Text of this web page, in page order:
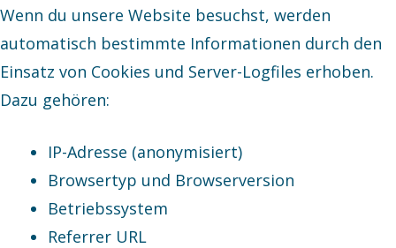
Wenn du unsere Website besuchst, werden
automatisch bestimmte Informationen durch den
Einsatz von Cookies und Server-Logfiles erhoben.
Dazu gehören:
IP-Adresse (anonymisiert)
Browsertyp und Browserversion
Betriebssystem
Referrer URL